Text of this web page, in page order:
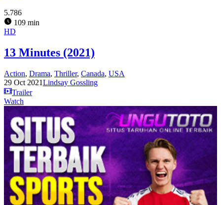
5.786
109 min
HD
13 Minutes (2021)
Action, Drama, Thriller, Canada, USA
29 Oct 2021Lindsay Gossling
Trailer
Watch